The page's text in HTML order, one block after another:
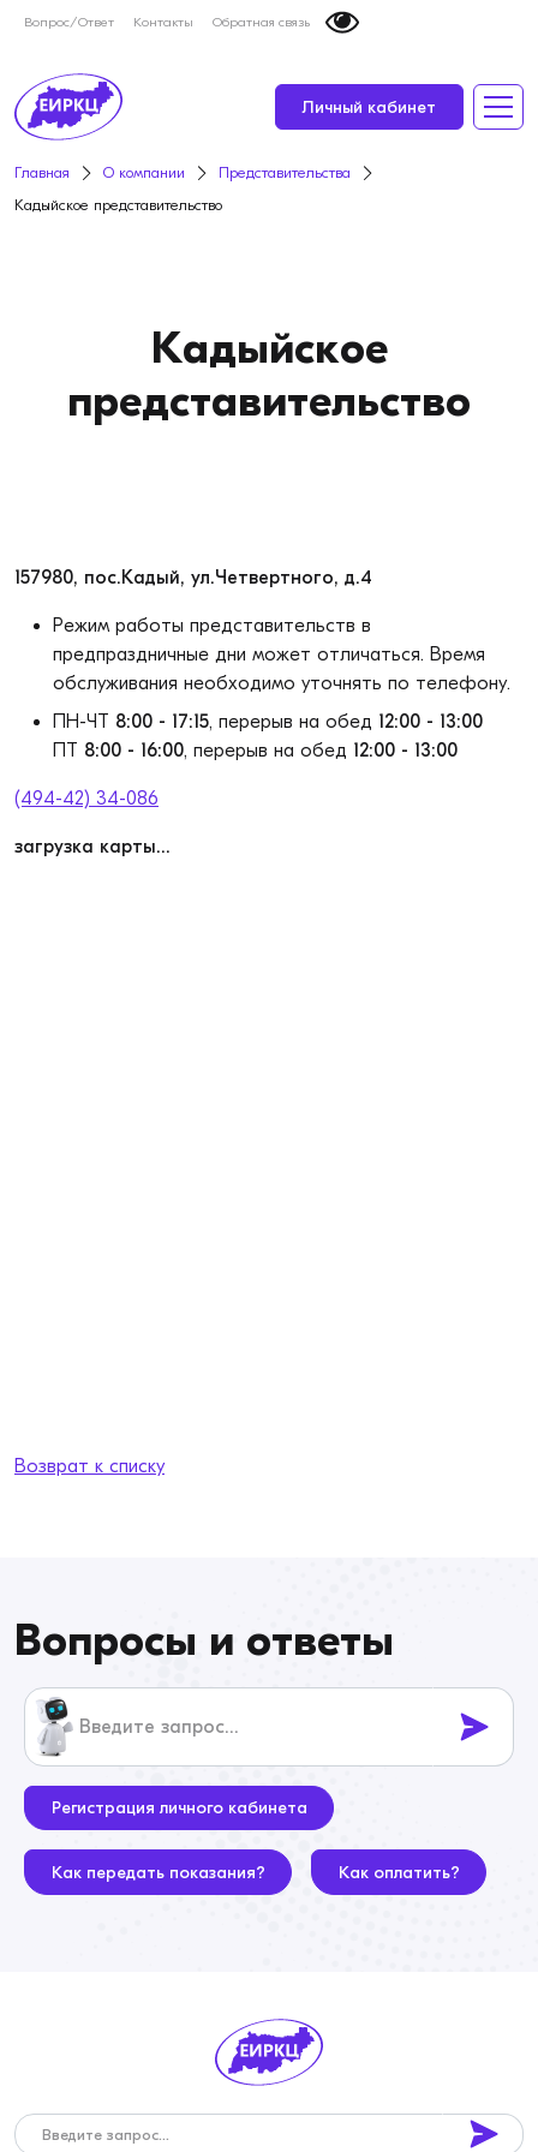
Вопрос/Ответ Контакты Обратная связь
Личный кабинет
Главная О компании
Представительства
Кадыйское представительство
Кадыйское
представительство
157980, пос.Кадый, ул.Четвертного, д.4
Режим работы представительств в
предпраздничные дни может отличаться. Время
обслуживания необходимо уточнять по телефону.
ПН-ЧТ 8:00 - 17:15, перерыв на обед 12:00 - 13:00
ПТ 8:00 - 16:00, перерыв на обед 12:00 - 13:00
(494-42) 34-086
загрузка карты...
Возврат к списку
Вопросы и ответы
Регистрация личного кабинета
Как передать показания? Как оплатить?